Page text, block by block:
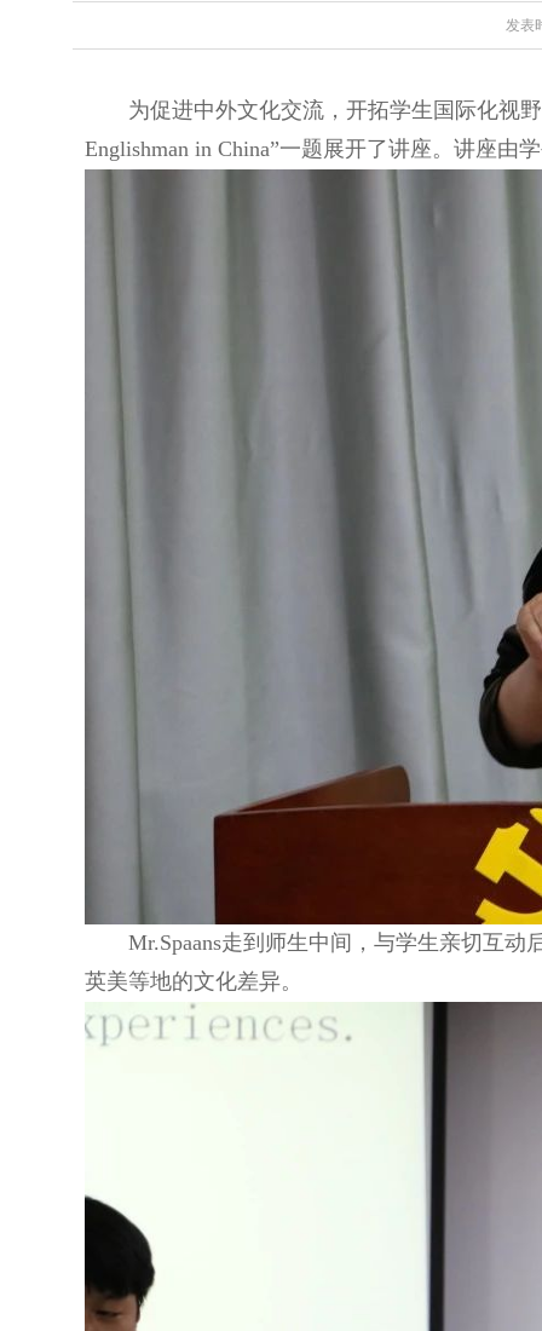
发表
为促进中外文化交流，开拓学生国际化视
Englishman in China”一题展开了讲座。讲座由
Mr.Spaans走到师生中间，与学生亲切互
英美等地的文化差异。